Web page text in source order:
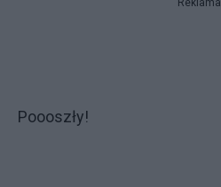
Poooszły!